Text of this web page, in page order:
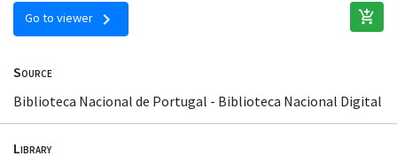
Go to viewer chevron_right add_shopping_cart
Source
Biblioteca Nacional de Portugal - Biblioteca Nacional Digital
Library